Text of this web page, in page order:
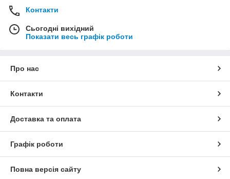
Контакти
Сьогодні вихідний
Показати весь графік роботи
Про нас
Контакти
Доставка та оплата
Графік роботи
Повна версія сайту